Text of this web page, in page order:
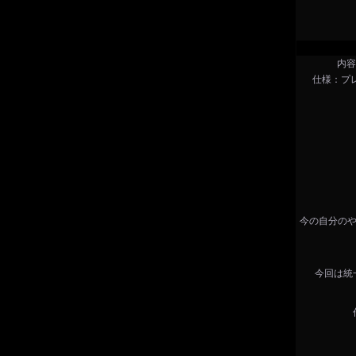
内
仕様：プ
今の自分の
今回は統